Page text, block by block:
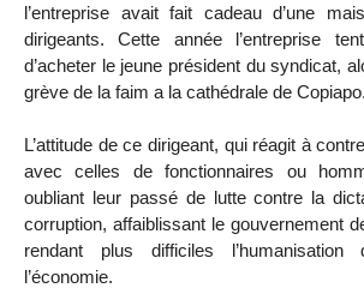
l’entreprise avait fait cadeau d’une
dirigeants. Cette année l’entreprise
d’acheter le jeune président du syndicat,
grève de la faim a la cathédrale de Copiapo.
L’attitude de ce dirigeant, qui réagit à
avec celles de fonctionnaires ou
oubliant leur passé de lutte contre la
corruption, affaiblissant le gouvernement
rendant plus difficiles
l’économie.